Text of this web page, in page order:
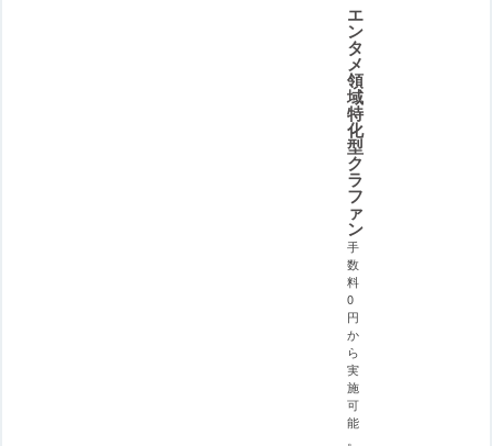
エ
ン
タ
メ
領
域
特
化
型
ク
ラ
フ
ァ
ン
手
数
料
0
円
か
ら
実
施
可
能